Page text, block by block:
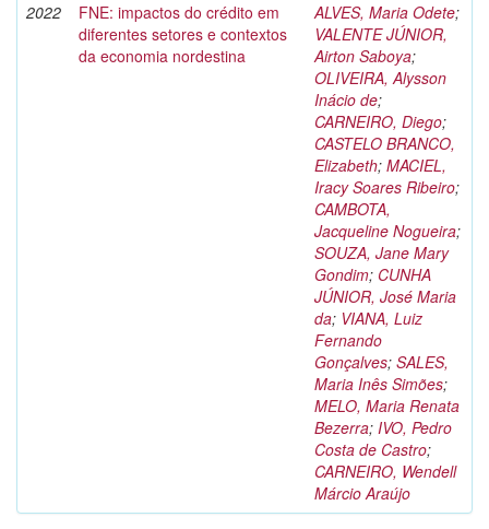
2022
FNE: impactos do crédito em
diferentes setores e contextos
da economia nordestina
ALVES, Maria Odete;
VALENTE JÚNIOR,
Airton Saboya;
OLIVEIRA, Alysson
Inácio de;
CARNEIRO, Diego;
CASTELO BRANCO,
Elizabeth; MACIEL,
Iracy Soares Ribeiro;
CAMBOTA,
Jacqueline Nogueira;
SOUZA, Jane Mary
Gondim; CUNHA
JÚNIOR, José Maria
da; VIANA, Luiz
Fernando
Gonçalves; SALES,
Maria Inês Simões;
MELO, Maria Renata
Bezerra; IVO, Pedro
Costa de Castro;
CARNEIRO, Wendell
Márcio Araújo